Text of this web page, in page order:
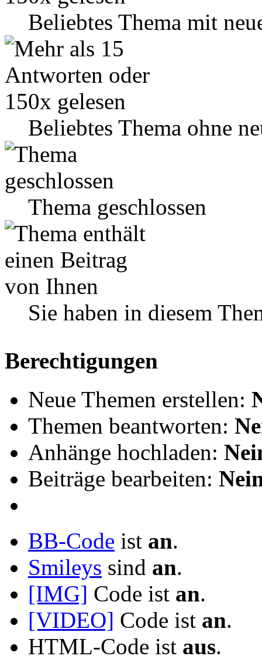
Beliebtes Thema mit
Beliebtes Thema ohne
Thema geschlossen
Sie haben in diesem
Berechtigungen
Neue Themen erstellen:
Themen beantworten:
Anhänge hochladen:
Beiträge bearbeiten:
BB-Code ist an.
Smileys sind an.
[IMG] Code ist an.
[VIDEO] Code ist an.
HTML-Code ist aus.